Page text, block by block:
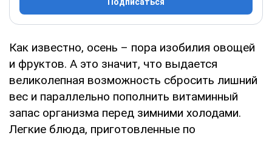
Как известно, осень – пора изобилия овощей
и фруктов. А это значит, что выдается
великолепная возможность сбросить лишний
вес и параллельно пополнить витаминный
запас организма перед зимними холодами.
Легкие блюда, приготовленные по